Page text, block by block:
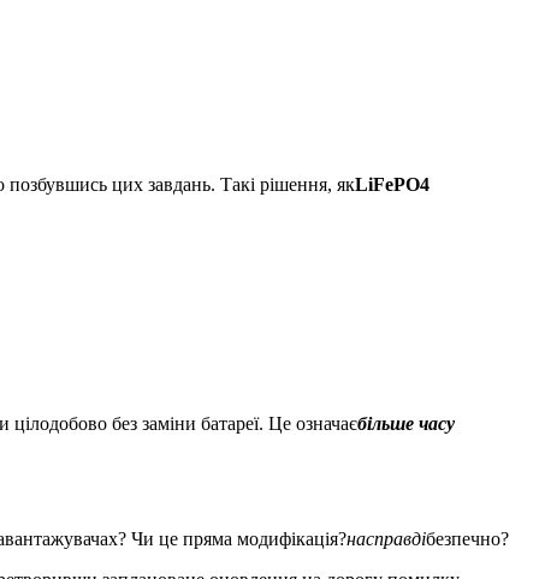
позбувшись цих завдань. Такі рішення, якLiFePO4
без заміни батареї. Це означаєбільше часу
Чи це пряма модифікація?насправдібезпечно?